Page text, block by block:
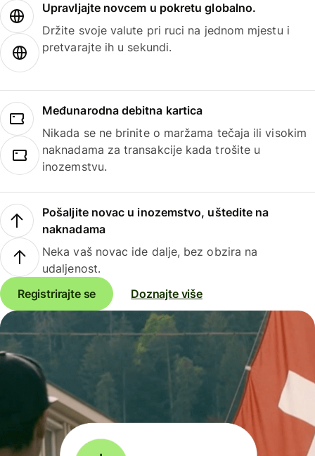
Upravljajte novcem u pokretu globalno.
Držite svoje valute pri ruci na jednom mjestu i
pretvarajte ih u sekundi.
Međunarodna debitna kartica
Nikada se ne brinite o maržama tečaja ili visokim
naknadama za transakcije kada trošite u
inozemstvu.
Pošaljite novac u inozemstvo, uštedite na
naknadama
Neka vaš novac ide dalje, bez obzira na
udaljenost.
Registrirajte se
Doznajte više